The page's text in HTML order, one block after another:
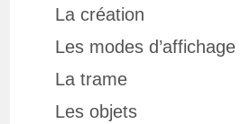
La création
Les modes d’affichage
La trame
Les objets